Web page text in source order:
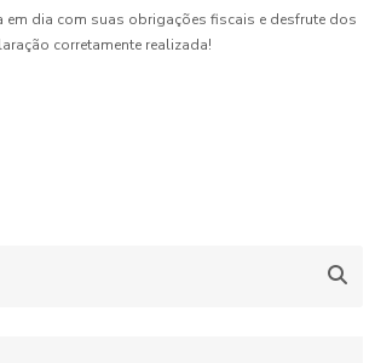
em dia com suas obrigações fiscais e desfrute dos
corretamente realizada!